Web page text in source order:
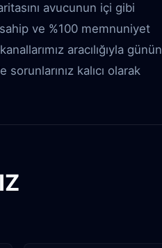
avucunun içi gibi
ve %100 memnuniyet
aracılığıyla
kalıcı olarak